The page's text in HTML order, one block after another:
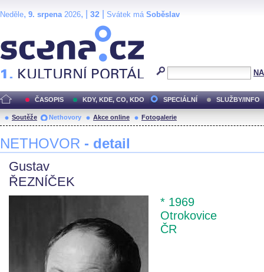
Neděle, 9. srpena2026, | 32 Svátek má Soběslav
ČASOPIS KDY, KDE, CO, KDO SPECIÁLNÍ SLUŽBY/INFO
Soutěže Nethovory Akce online Fotogalerie
NETHOVOR - detail
Gustav
ŘEZNÍČEK
* 1969
Otrokovice
ČR